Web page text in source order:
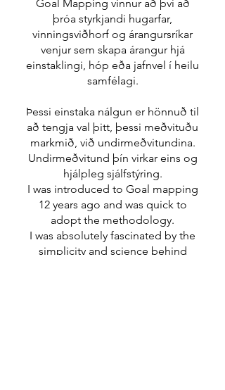
Goal Mapping vinnur að því að
þróa styrkjandi hugarfar,
vinningsviðhorf og árangursríkar
venjur sem skapa árangur hjá
einstaklingi, hóp eða jafnvel í heilu
samfélagi.
Þessi einstaka nálgun er hönnuð til
að tengja val þitt, þessi meðvituðu
markmið, við undirmeðvitundina.
Undirmeðvitund þín virkar eins og
hjálpleg sjálfstýring.
I was introduced to Goal mapping
12 years ago and was quick to
adopt the methodology.
I was absolutely fascinated by the
simplicity and science behind